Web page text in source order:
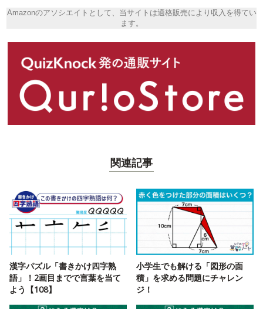
Amazonのアソシエイトとして、当サイトは適格販売により収入を得てい
ます。
関連記事
漢字パズル「書きかけ四字熟
語」！2画目までで言葉を当て
よう【108】
小学生でも解ける「図形の面
積」を求める問題にチャレン
ジ！